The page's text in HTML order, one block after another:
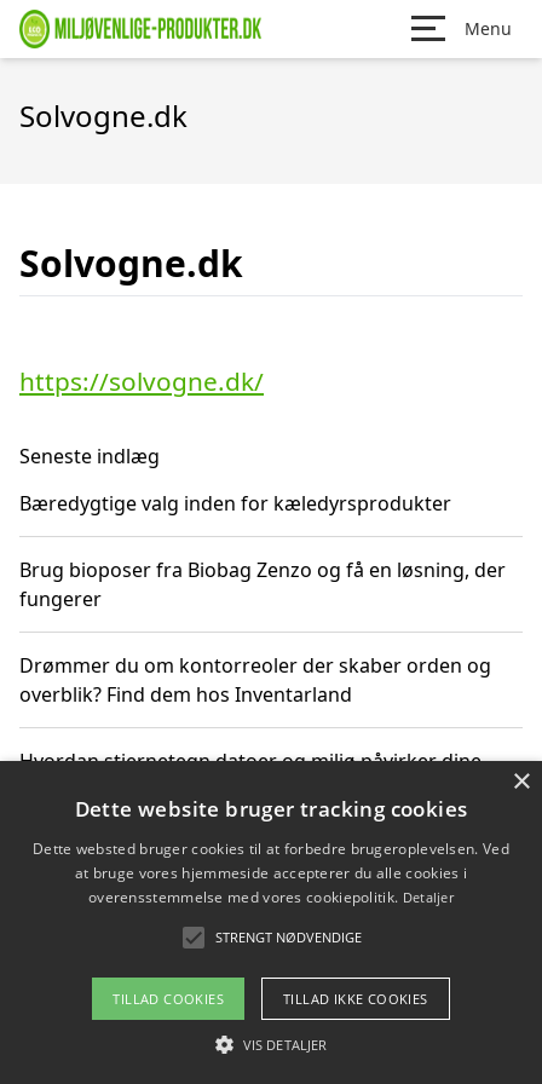
Menu
Solvogne.dk
Solvogne.dk
https://solvogne.dk/
Seneste indlæg
Bæredygtige valg inden for kæledyrsprodukter
Brug bioposer fra Biobag Zenzo og få en løsning, der
fungerer
Drømmer du om kontorreoler der skaber orden og
overblik? Find dem hos Inventarland
Hvordan stjernetegn datoer og miljø påvirker dine
Bæredygtige gadgets til en grønnere hverdag
Om / kontakt
Blog Betingelser
×
Dette website bruger tracking cookies
Dette websted bruger cookies til at forbedre brugeroplevelsen. Ved
at bruge vores hjemmeside accepterer du alle cookies i
overensstemmelse med vores cookiepolitik. Detaljer
STRENGT NØDVENDIGE
TILLAD COOKIES TILLAD IKKE COOKIES
VIS DETALJER